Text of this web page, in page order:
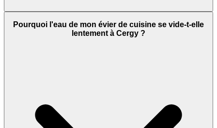
Pourquoi l'eau de mon évier de cuisine se vide-t-elle
lentement à Cergy ?